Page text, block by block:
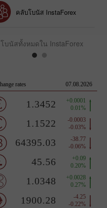
WEEKLY PROFIT
+237.51%
คลับโบนัส InstaForex
โบนัสทั้งหมดใน InstaForex